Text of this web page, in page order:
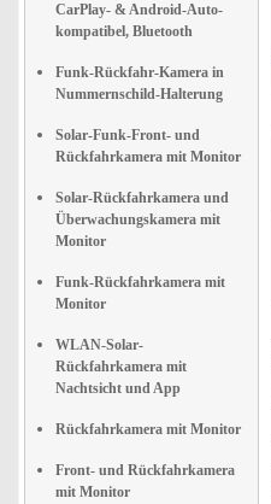
CarPlay- & Android-Auto-
kompatibel, Bluetooth
Funk-Rückfahr-Kamera in
Nummernschild-Halterung
Solar-Funk-Front- und
Rückfahrkamera mit Monitor
Solar-Rückfahrkamera und
Überwachungskamera mit
Monitor
Funk-Rückfahrkamera mit
Monitor
WLAN-Solar-
Rückfahrkamera mit
Nachtsicht und App
Rückfahrkamera mit Monitor
Front- und Rückfahrkamera
mit Monitor